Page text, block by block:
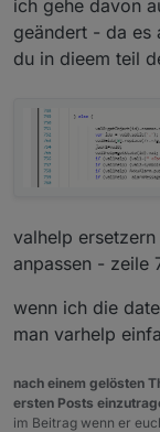
ich gehe davon
geändert - da es
du in dieem teil
valhelp
anpassen - zeile
wenn ich die
man varhelp
nach einem gelösten
ersten Posts
im Beitrag wenn er